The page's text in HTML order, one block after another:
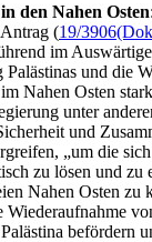
den Nahen Osten
(19/3906
im
und die
Nahen Osten
unter
und
„um die
zu lösen und zu
Nahen Osten zu
befördern